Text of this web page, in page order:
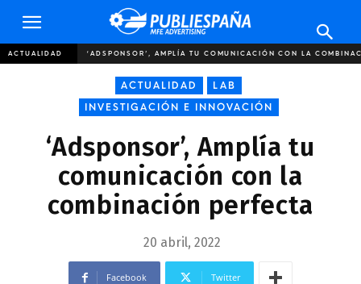
Publiespaña
ACTUALIDAD ‘ADSPONSOR’, AMPLÍA TU COMUNICACIÓN CON LA
ACTUALIDAD
LAB
INVESTIGACIÓN E INNOVACIÓN
‘Adsponsor’, Amplía tu
comunicación con la
combinación perfecta
20 abril, 2022
Facebook Twitter